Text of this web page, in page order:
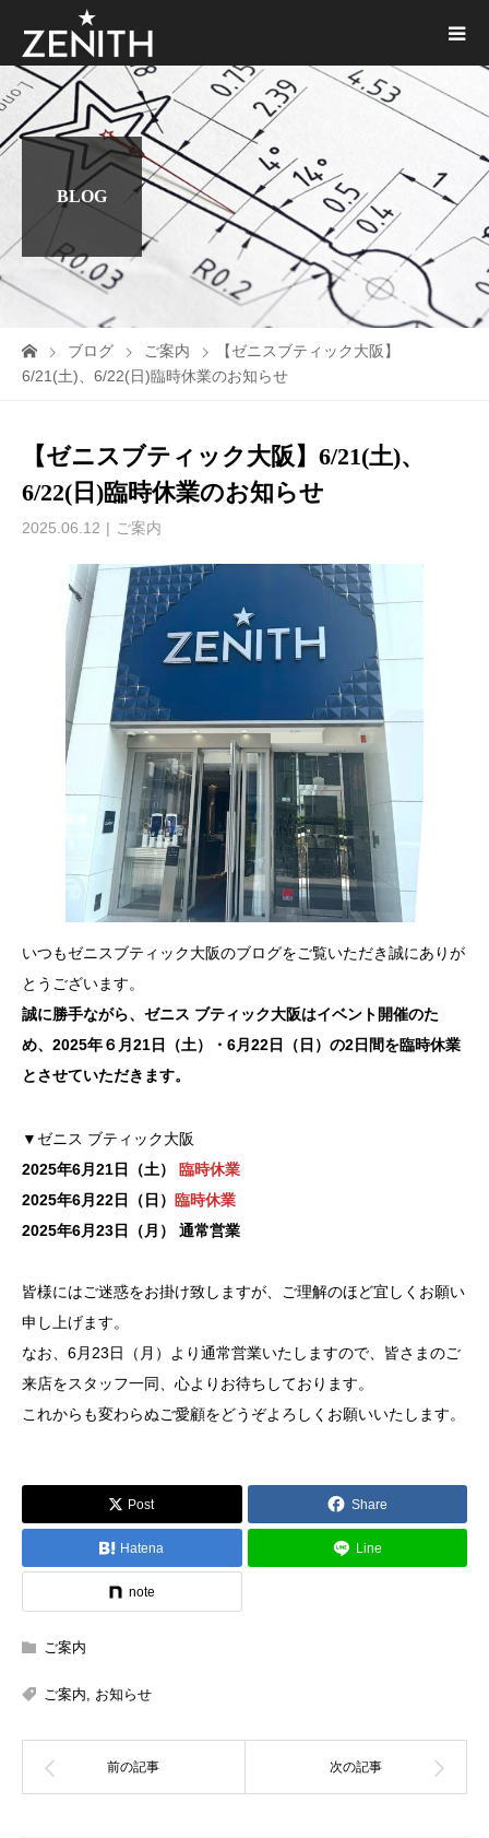
BLOG
ブログ ご案内
【ゼニスブティック大阪】
6/21(土)、6/22(日)臨時休業のお知らせ
【ゼニスブティック大阪】6/21(土)、
6/22(日)臨時休業のお知らせ
2025.06.12 ご案内
いつもゼニスブティック大阪のブログをご覧いただき誠にありが
とうございます。
誠に勝手ながら、ゼニス ブティック大阪はイベント開催のた
め、2025年６月21日（土）・6月22日（日）の2日間を臨時休業
とさせていただきます。
▼ゼニス ブティック大阪
2025年6月21日（土） 臨時休業
2025年6月22日（日） 臨時休業
2025年6月23日（月） 通常営業
皆様にはご迷惑をお掛け致しますが、ご理解のほど宜しくお願い
申し上げます。
なお、6月23日（月）より通常営業いたしますので、皆さまのご
来店をスタッフ一同、心よりお待ちしております。
これからも変わらぬご愛顧をどうぞよろしくお願いいたします。
Post Share
Hatena Line
note
ご案内
ご案内 お知らせ